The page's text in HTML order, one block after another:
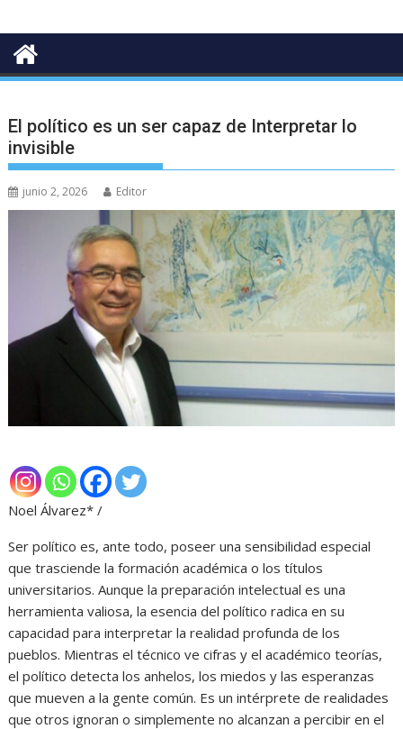
El político es un ser capaz de Interpretar lo
invisible
junio 2, 2026 Editor
Noel Álvarez* /
Ser político es, ante todo, poseer una sensibilidad especial
que trasciende la formación académica o los títulos
universitarios. Aunque la preparación intelectual es una
herramienta valiosa, la esencia del político radica en su
capacidad para interpretar la realidad profunda de los
pueblos. Mientras el técnico ve cifras y el académico teorías,
el político detecta los anhelos, los miedos y las esperanzas
que mueven a la gente común. Es un intérprete de realidades
que otros ignoran o simplemente no alcanzan a percibir en el